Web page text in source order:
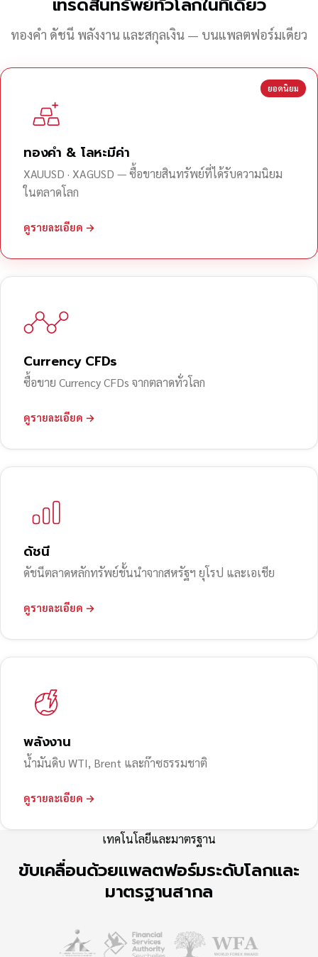
ทองคำ ดัชนี พลังงาน และสกุลเงิน — บนแพลตฟอร์มเดียว
ยอดนิยม
ทองคำ & โลหะมีค่า
XAUUSD · XAGUSD — ซื้อขายสินทรัพย์ที่ได้รับความนิยม
ในตลาดโลก
ดูรายละเอียด →
Currency CFDs
ซื้อขาย Currency CFDs จากตลาดทั่วโลก
ดูรายละเอียด →
ดัชนี
ดัชนีตลาดหลักทรัพย์ชั้นนำจากสหรัฐฯ ยุโรป และเอเชีย
ดูรายละเอียด →
พลังงาน
น้ำมันดิบ WTI, Brent และก๊าซธรรมชาติ
ดูรายละเอียด →
เทคโนโลยีและมาตรฐาน
ขับเคลื่อนด้วยแพลตฟอร์มระดับโลกและ
มาตรฐานสากล